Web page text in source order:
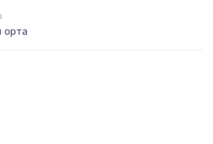
орта